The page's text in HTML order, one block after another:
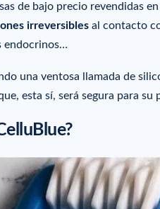
de bajo precio revendidas
irreversibles al contacto
endocrinos…
una ventosa llamada de
esta sí, será segura para su